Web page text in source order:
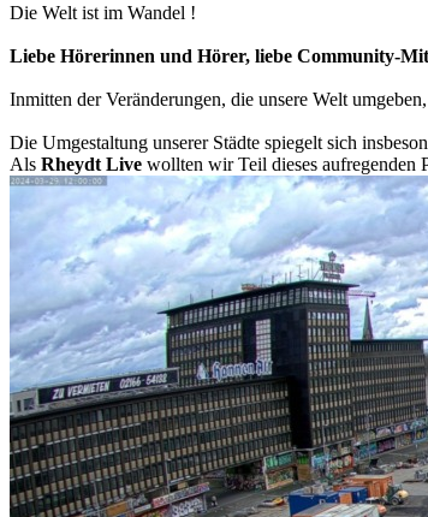
Die Welt ist im Wandel !
Liebe Hörerinnen und Hörer, liebe Community-
Inmitten der Veränderungen, die unsere Welt
Die Umgestaltung unserer Städte spiegelt sich
Als Rheydt Live wollten wir Teil dieses aufregenden